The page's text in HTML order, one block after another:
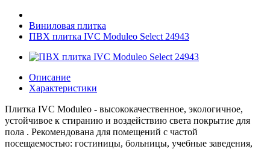
Виниловая плитка
ПВХ плитка IVC Moduleo Select 24943
Описание
Характеристики
Плитка IVC Moduleo - высококачественное, экологичное,
устойчивое к стиранию и воздействию света покрытие для
пола . Рекомендована для помещений с частой
посещаемостью: гостиницы, больницы, учебные заведения,